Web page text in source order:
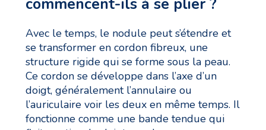
commencent-ils à se plier ?
Avec le temps, le nodule peut s’étendre et
se transformer en cordon fibreux, une
structure rigide qui se forme sous la peau.
Ce cordon se développe dans l’axe d’un
doigt, généralement l’annulaire ou
l’auriculaire voir les deux en même temps. Il
fonctionne comme une bande tendue qui